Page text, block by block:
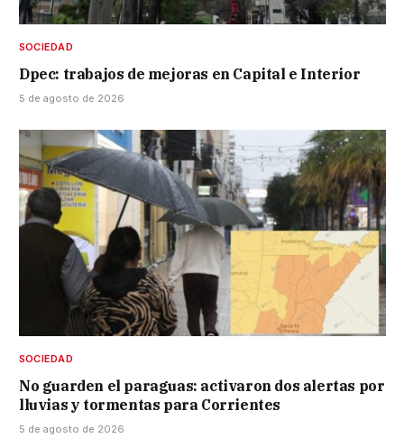
SOCIEDAD
Dpec: trabajos de mejoras en Capital e Interior
5 de agosto de 2026
SOCIEDAD
No guarden el paraguas: activaron dos alertas por
lluvias y tormentas para Corrientes
5 de agosto de 2026